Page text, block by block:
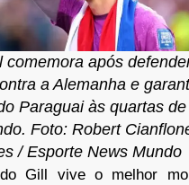
comemora após
a Alemanha e
Paraguai às quartas
Foto: Robert
/ Esporte News Mundo
Gill vive o melhor